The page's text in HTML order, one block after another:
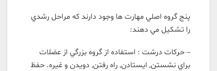
پنج گروه اصلي مهارت ها وجود دارند كه مراحل رشدي
را تشكيل مي دهند:
– حركات درشت : استفاده از گروه بزرگي از عضلات
براي نشستن, ايستادن, راه رفتن, دويدن و غيره. حفظ